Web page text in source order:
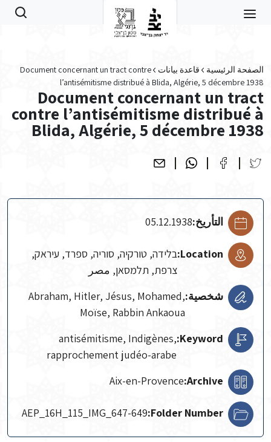
الصفحة الرئيسية قاعدة بيانات
Document concernant un tract contre
l’antisémitisme distribué à Blida, Algérie, 5 décembre 1938
Document concernant un tract
contre l’antisémitisme distribué à
Blida, Algérie, 5 décembre 1938
التأريخ:05.12.1938
Location: בלידה, טורקיה, סוריה, ספרד, עיראק,
צרפת, תלמסאן, مصر
شخصية:Abraham, Hitler, Jésus, Mohamed,
Moïse, Rabbin Ankaoua
Keyword:
antisémitisme, Indigènes,
rapprochement judéo-arabe
Archive:
Aix-en-Provence
Folder Number:
AEP_16H_115_IMG_647-649